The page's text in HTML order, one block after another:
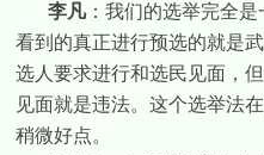
李凡：我们的选举完全
看到的真正进行预选的就是
选人要求进行和选民见面，
见面就是违法。这个选举法
稍微好点。